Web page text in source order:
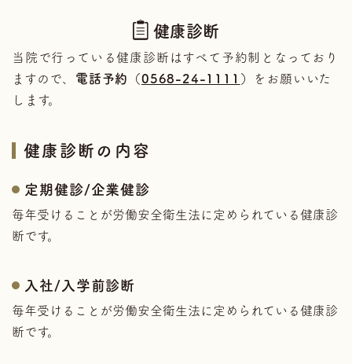
健康診断
当院で行っている健康診断はすべて予約制となっており
ますので、 電話予約（0568-24-1111 ）
をお願いいた
します。
健康診断の内容
定期健診/企業健診
毎年受けることが労働安全衛生法に定められている健康診
断です。
入社/入学前診断
毎年受けることが労働安全衛生法に定められている健康診
断です。